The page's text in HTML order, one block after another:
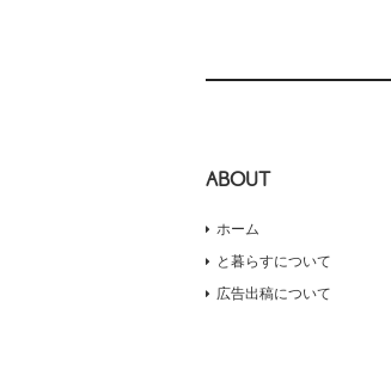
ABOUT
ホーム
と暮らすについて
広告出稿について